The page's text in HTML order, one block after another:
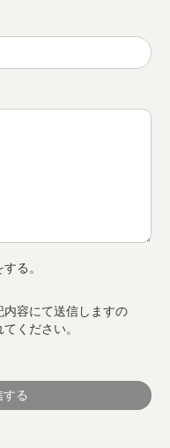
る。
容にて送信しますの
ください。